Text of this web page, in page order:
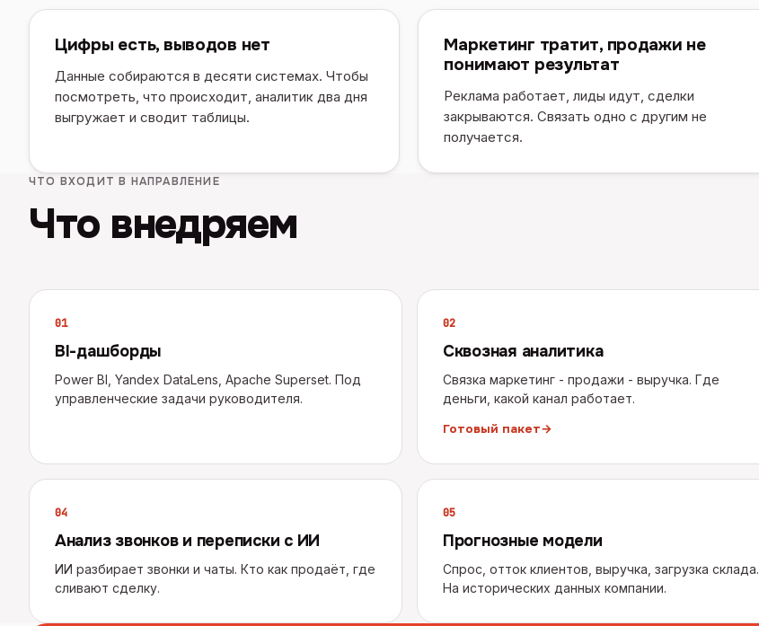
Цифры есть, выводов нет
Данные собираются в десяти системах. Чтобы
посмотреть, что происходит, аналитик два дня
выгружает и сводит таблицы.
Маркетинг тратит, продажи не
понимают результат
Реклама работает, лиды идут, сделки
закрываются. Связать одно с другим не
получается.
ЧТО ВХОДИТ В НАПРАВЛЕНИЕ
Что внедряем
01
BI-дашборды
Power BI, Yandex DataLens, Apache Superset. Под
управленческие задачи руководителя.
02
Сквозная аналитика
Связка маркетинг - продажи - выручка. Где
деньги, какой канал работает.
Готовый пакет→
04
Анализ звонков и переписки с ИИ
ИИ разбирает звонки и чаты. Кто как продаёт, где
сливают сделку.
05
Прогнозные модели
Спрос, отток клиентов, выручка, загрузка склада.
На исторических данных компании.